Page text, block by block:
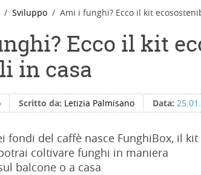
Sviluppo Ami i funghi? Ecco il kit
Ecco il kit
in casa
Scritto da: Letizia Palmisano Data:
fondi del caffè nasce FunghiBox, il kit
coltivare funghi in maniera
balcone o a casa